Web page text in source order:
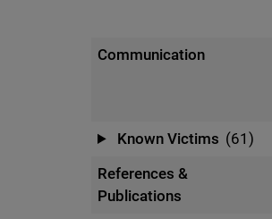
Communication
Known Victims (61)
References &
Publications